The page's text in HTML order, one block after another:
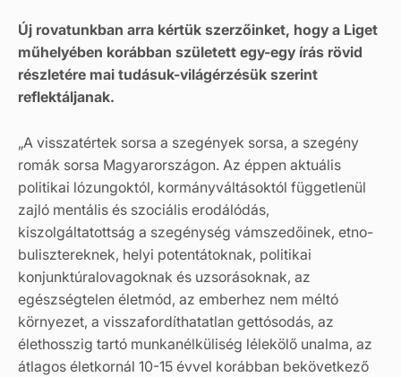
Új rovatunkban arra kértük szerzőinket, hogy a Liget
műhelyében korábban született egy-egy írás rövid
részletére mai tudásuk-világérzésük szerint
reflektáljanak.
„A visszatértek sorsa a szegények sorsa, a szegény
romák sorsa Magyarországon. Az éppen aktuális
politikai lózungoktól, kormányváltásoktól függetlenül
zajló mentális és szociális erodálódás,
kiszolgáltatottság a szegénység vámszedőinek, etno-
bulisztereknek, helyi potentátoknak, politikai
konjunktúralovagoknak és uzsorásoknak, az
egészségtelen életmód, az emberhez nem méltó
környezet, a visszafordíthatatlan gettósodás, az
élethosszig tartó munkanélküliség lélekölő unalma, az
átlagos életkornál 10-15 évvel korábban bekövetkező